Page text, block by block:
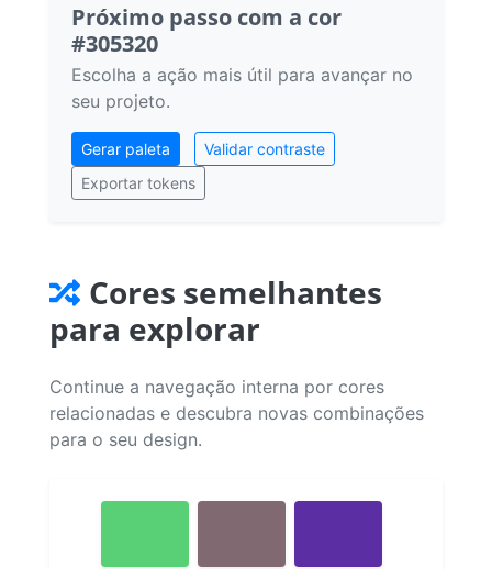
Próximo passo com a cor
#305320
Escolha a ação mais útil para avançar no
seu projeto.
Gerar paleta
Validar contraste
Exportar tokens
Cores semelhantes
para explorar
Continue a navegação interna por cores
relacionadas e descubra novas combinações
para o seu design.